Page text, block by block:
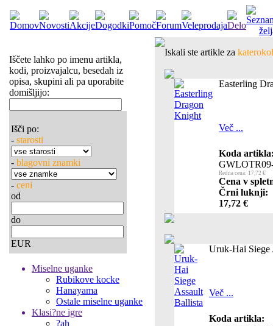
Iščete lahko po imenu artikla,
kodi, proizvajalcu, besedah iz
opisa, skupini ali pa uporabite
domišljijo:
Išči po:
- starosti
- blagovni znamki
- ceni
od
do
EUR
Miselne uganke
Rubikove kocke
Hanayama
Ostale miselne uganke
Klasi?ne igre
?ah
Iskali ste artikle za
Easterling
Več ...
Koda
Redna cena: 17,72 €
Cena v
Črni luknji:
17,72 €
Uruk-Hai Siege
Več ...
Koda artikla: